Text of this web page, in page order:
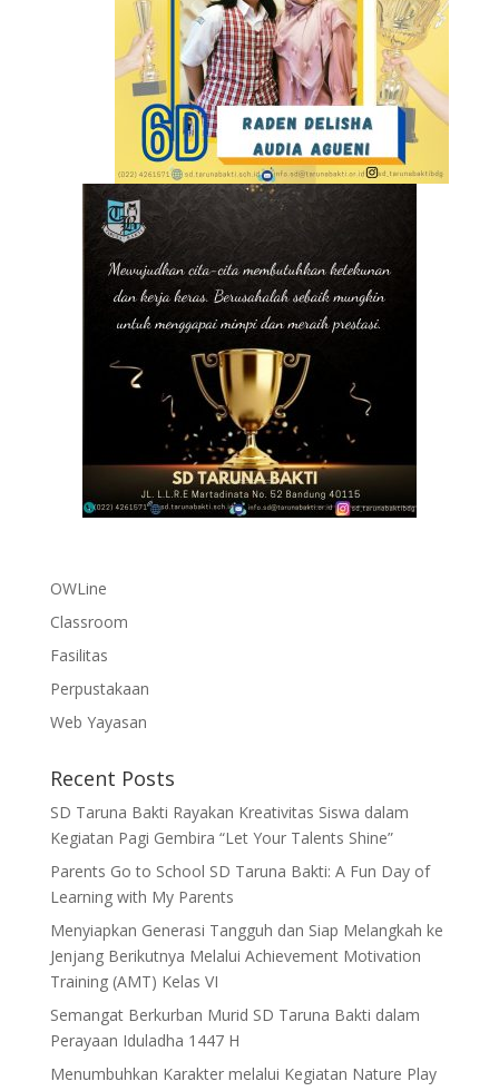
OWLine
Classroom
Fasilitas
Perpustakaan
Web Yayasan
Recent Posts
SD Taruna Bakti Rayakan Kreativitas Siswa dalam
Kegiatan Pagi Gembira “Let Your Talents Shine”
Parents Go to School SD Taruna Bakti: A Fun Day of
Learning with My Parents
Menyiapkan Generasi Tangguh dan Siap Melangkah ke
Jenjang Berikutnya Melalui Achievement Motivation
Training (AMT) Kelas VI
Semangat Berkurban Murid SD Taruna Bakti dalam
Perayaan Iduladha 1447 H
Menumbuhkan Karakter melalui Kegiatan Nature Play